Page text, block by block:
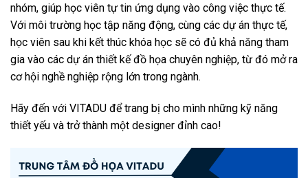
nhóm, giúp học viên tự tin ứng dụng vào công việc thực tế.
Với môi trường học tập năng động, cùng các dự án thực tế,
học viên sau khi kết thúc khóa học sẽ có đủ khả năng tham
gia vào các dự án thiết kế đồ họa chuyên nghiệp, từ đó mở ra
cơ hội nghề nghiệp rộng lớn trong ngành.
Hãy đến với VITADU để trang bị cho mình những kỹ năng
thiết yếu và trở thành một designer đỉnh cao!